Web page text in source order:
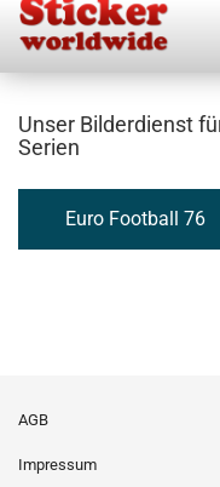
Unser Bilderdienst
Serien
Euro Football 76
AGB
Impressum